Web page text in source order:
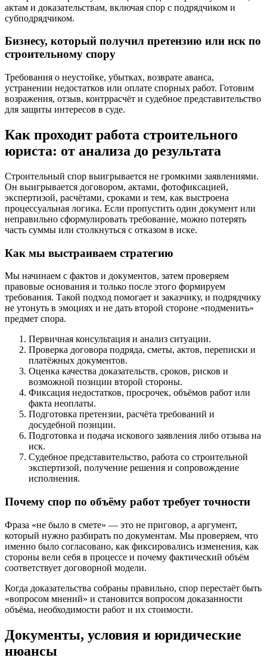
актам и доказательствам, включая спор с подрядчиком и
субподрядчиком.
Бизнесу, который получил претензию или иск по
строительному спору
Требования о неустойке, убытках, возврате аванса,
устранении недостатков или оплате спорных работ. Готовим
возражения, отзыв, контррасчёт и судебное представительство
для защиты интересов в суде.
Как проходит работа строительного
юриста: от анализа до результата
Строительный спор выигрывается не громкими заявлениями.
Он выигрывается договором, актами, фотофиксацией,
экспертизой, расчётами, сроками и тем, как выстроена
процессуальная логика. Если пропустить один документ или
неправильно сформулировать требование, можно потерять
часть суммы или столкнуться с отказом в иске.
Как мы выстраиваем стратегию
Мы начинаем с фактов и документов, затем проверяем
правовые основания и только после этого формируем
требования. Такой подход помогает и заказчику, и подрядчику
не утонуть в эмоциях и не дать второй стороне «подменить»
предмет спора.
Первичная консультация и анализ ситуации.
Проверка договора подряда, сметы, актов, переписки и
платёжных документов.
Оценка качества доказательств, сроков, рисков и
возможной позиции второй стороны.
Фиксация недостатков, просрочек, объёмов работ или
факта неоплаты.
Подготовка претензии, расчёта требований и
досудебной позиции.
Подготовка и подача искового заявления либо отзыва на
иск.
Судебное представительство, работа со строительной
экспертизой, получение решения и сопровождение
исполнения.
Почему спор по объёму работ требует точности
Фраза «не было в смете» — это не приговор, а аргумент,
который нужно разбирать по документам. Мы проверяем, что
именно было согласовано, как фиксировались изменения, как
стороны вели себя в процессе и почему фактический объём
соответствует договорной модели.
Когда доказательства собраны правильно, спор перестаёт быть
«вопросом мнений» и становится вопросом доказанности
объёма, необходимости работ и их стоимости.
Документы, условия и юридические
нюансы